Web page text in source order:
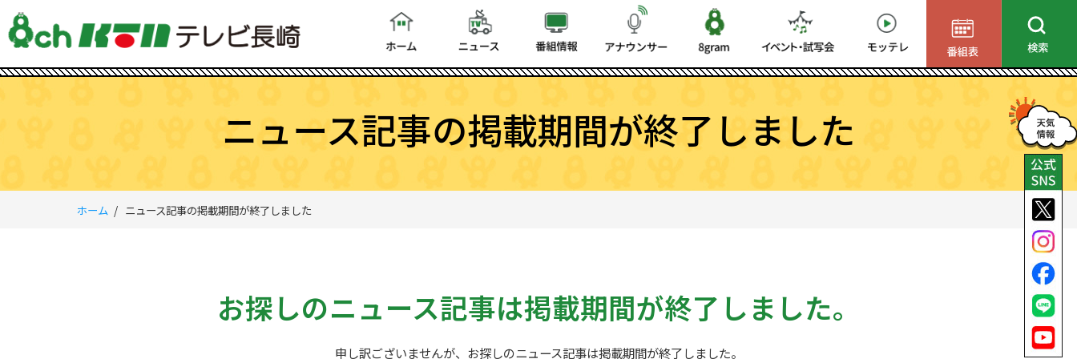
ニュース記事の掲載期間が終了しました
ホーム ニュース記事の掲載期間が終了しました
お探しのニュース記事は掲載期間が終了しました。
申し訳ございませんが、お探しのニュース記事は掲載期間が終了しました。